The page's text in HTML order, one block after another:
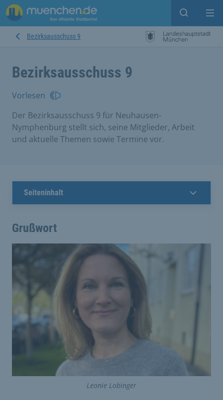
Suche
Bezirksausschuss 9
Bezirksausschuss 9
Vorlesen
Der Bezirksausschuss 9 für Neuhausen-
Nymphenburg stellt sich, seine Mitglieder, Arbeit
und aktuelle Themen sowie Termine vor.
Seiteninhalt
Grußwort
Leonie Lobinger